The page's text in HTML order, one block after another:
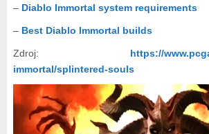
– Diablo Immortal system requirements
– Best Diablo Immortal builds
Zdroj: https://
immortal/splintered-souls